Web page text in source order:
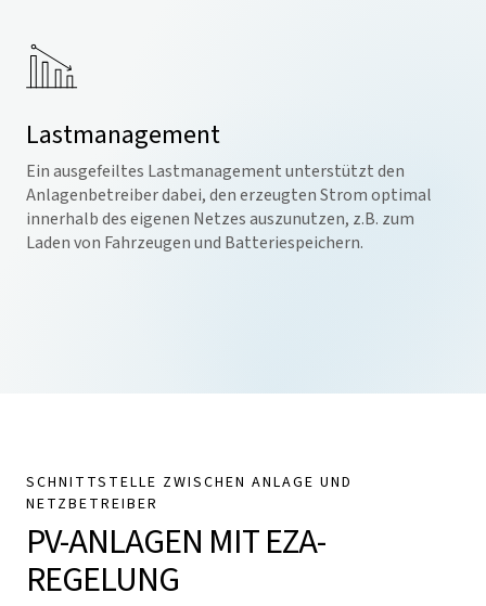
Lastmanagement
Ein ausgefeiltes Lastmanagement unterstützt den
Anlagenbetreiber dabei, den erzeugten Strom optimal
innerhalb des eigenen Netzes auszunutzen, z.B. zum
Laden von Fahrzeugen und Batteriespeichern.
SCHNITTSTELLE ZWISCHEN ANLAGE UND
NETZBETREIBER
PV-ANLAGEN MIT EZA-
REGELUNG